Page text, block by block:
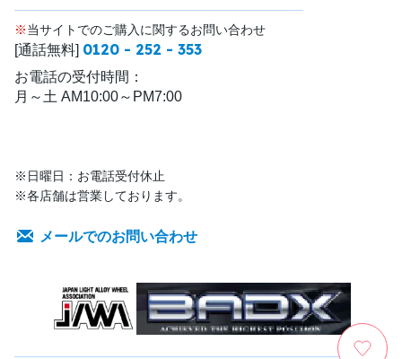
※当サイトでのご購入に関するお問い合わせ
[通話無料] 0120 - 252 - 353
お電話の受付時間：
月～土 AM10:00～PM7:00
※日曜日：お電話受付休止
※各店舗は営業しております。
メールでのお問い合わせ